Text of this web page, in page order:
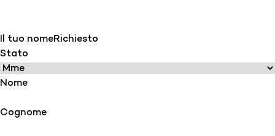
Il tuo nomeRichiesto
Stato
Nome
Cognome